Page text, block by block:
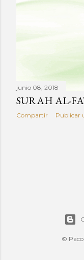
r
a
s
junio 08, 2018
Compartir Publicar
© Paco